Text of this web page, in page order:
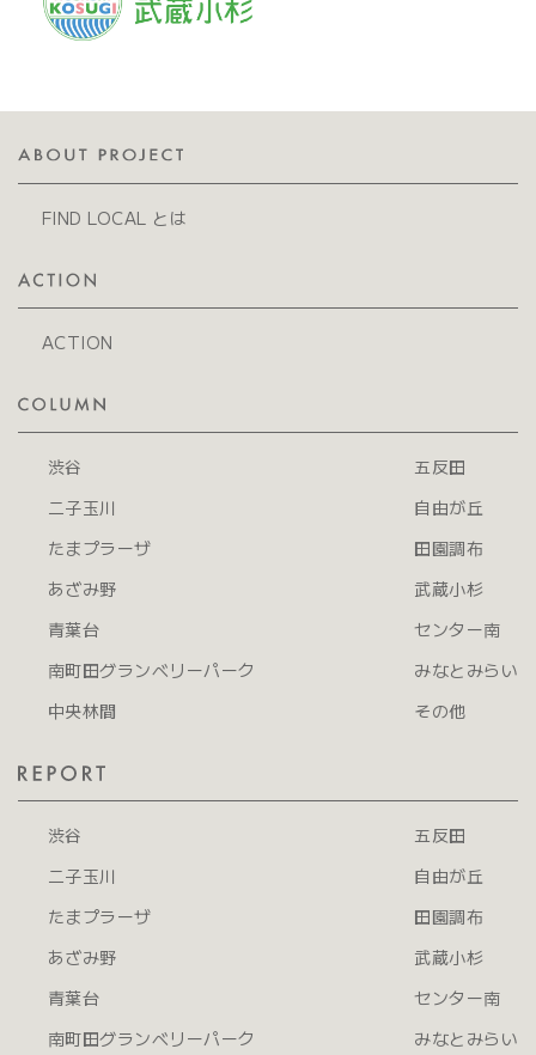
FIND LOCAL とは
ACTION
渋谷
二子玉川
たまプラーザ
あざみ野
青葉台
南町田グランベリーパーク
中央林間
五反田
自由が丘
田園調布
武蔵小杉
センター南
みなとみらい
その他
渋谷
二子玉川
たまプラーザ
あざみ野
青葉台
南町田グランベリーパーク
五反田
自由が丘
田園調布
武蔵小杉
センター南
みなとみらい